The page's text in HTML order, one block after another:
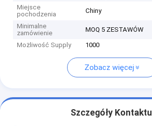
Miejsce
pochodzenia
Chiny
Minimalne
zamówienie
MOQ 5 ZESTAWÓW
Możliwość Supply 1000
Zobacz więcej
Szczegóły Kontaktu